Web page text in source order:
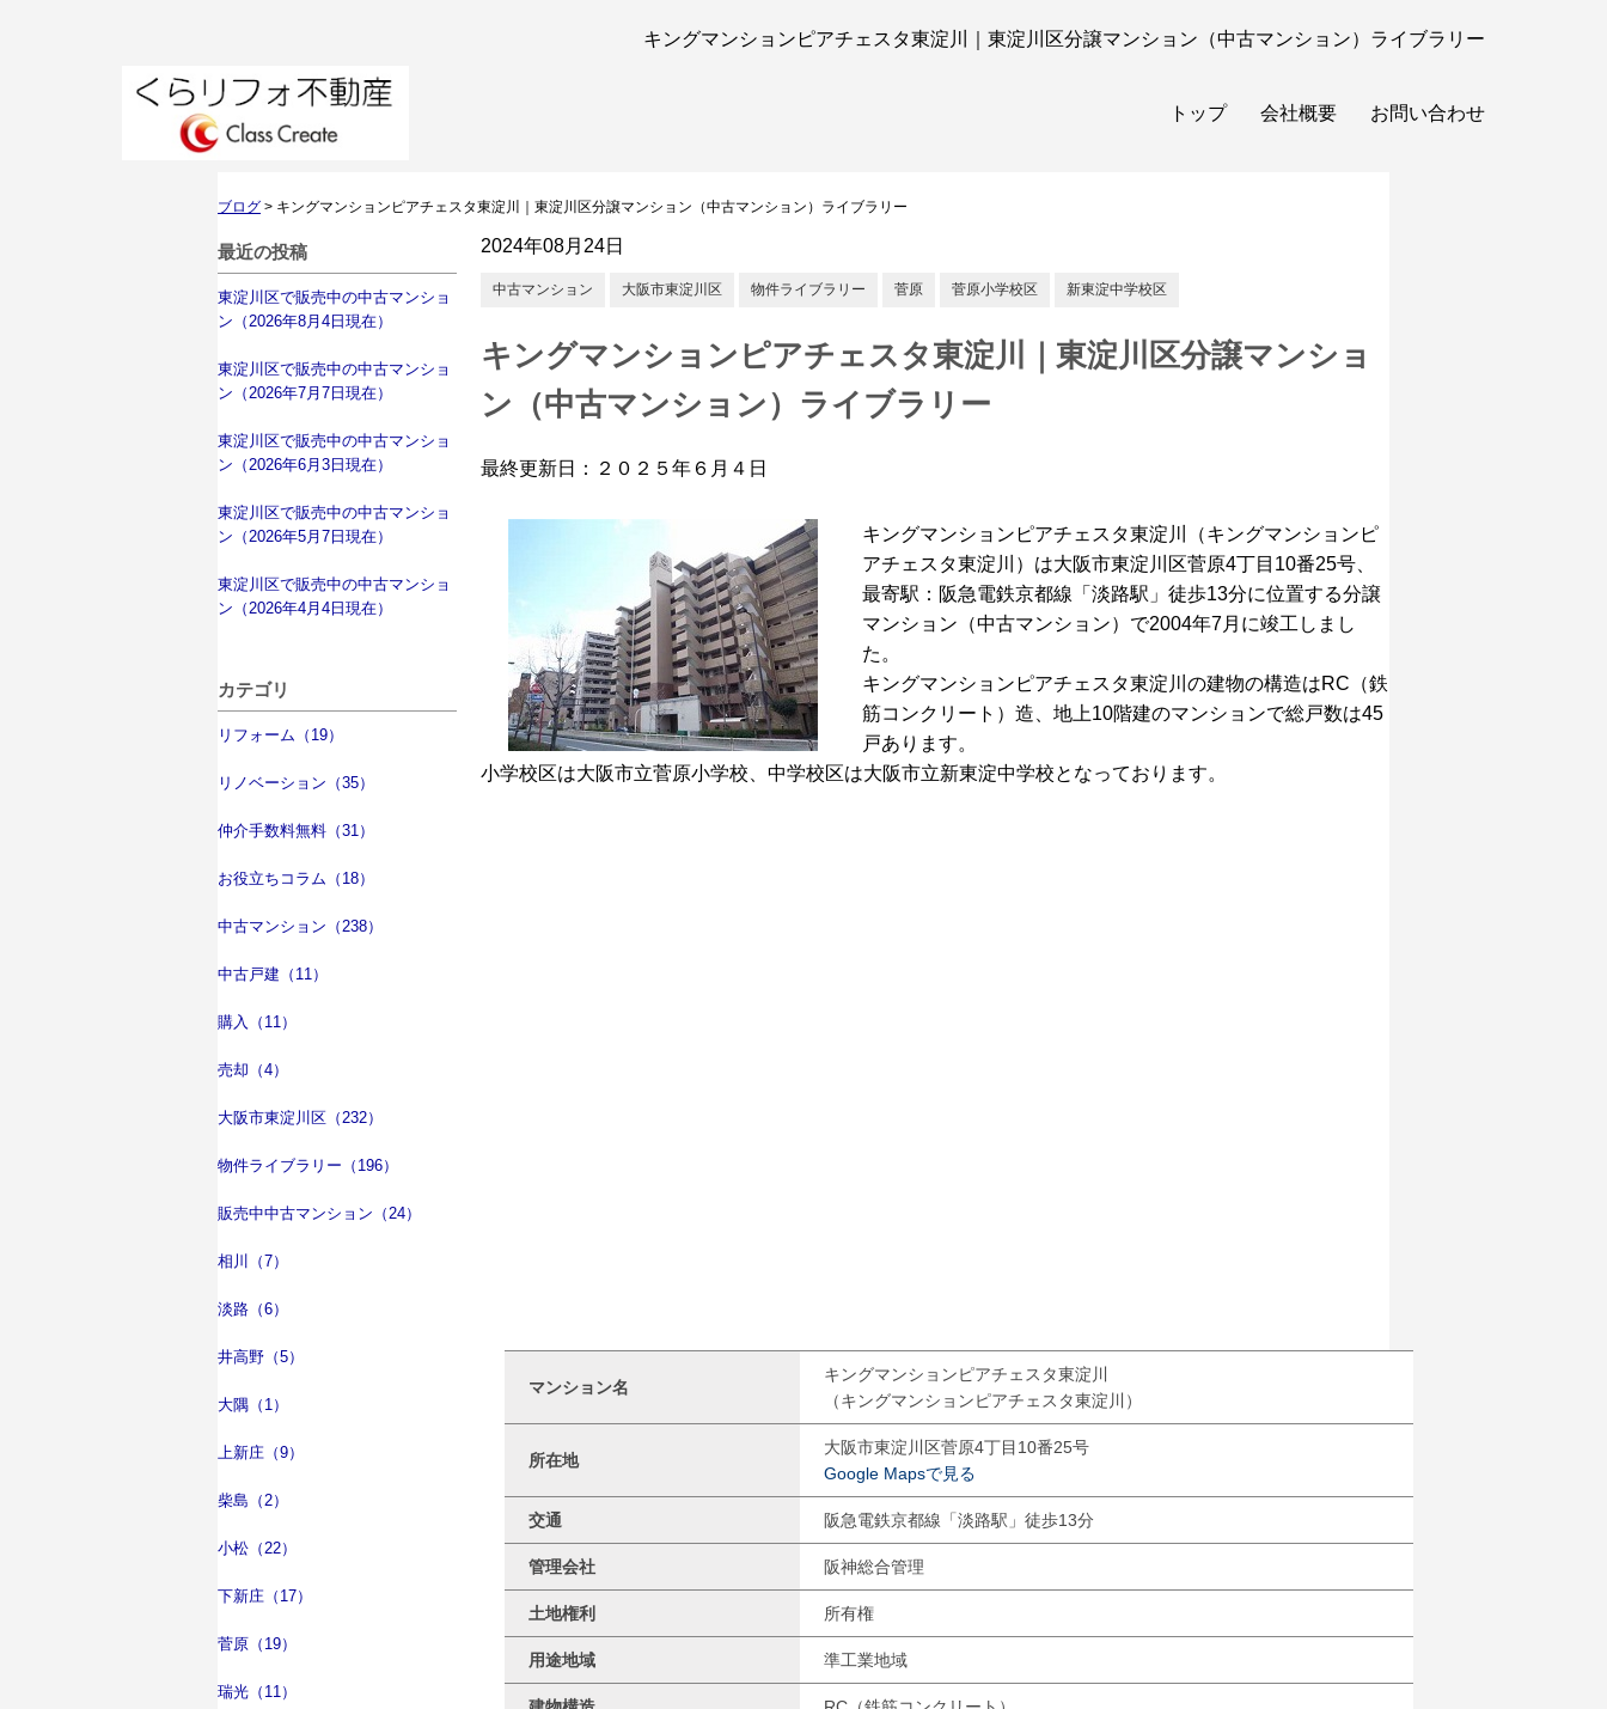
キングマンションピアチェスタ東淀川｜東淀川区分譲マンション（中古マンション）ライブラリー
トップ 会社概要 お問い合わせ
ブログ > キングマンションピアチェスタ東淀川｜東淀川区分譲マンション（中古マンション）ライブラリー
最近の投稿
東淀川区で販売中の中古マンショ
ン（2026年8月4日現在）
東淀川区で販売中の中古マンショ
ン（2026年7月7日現在）
東淀川区で販売中の中古マンショ
ン（2026年6月3日現在）
東淀川区で販売中の中古マンショ
ン（2026年5月7日現在）
東淀川区で販売中の中古マンショ
ン（2026年4月4日現在）
カテゴリ
リフォーム（19）
リノベーション（35）
仲介手数料無料（31）
お役立ちコラム（18）
中古マンション（238）
中古戸建（11）
購入（11）
売却（4）
大阪市東淀川区（232）
物件ライブラリー（196）
販売中中古マンション（24）
相川（7）
淡路（6）
井高野（5）
大隅（1）
上新庄（9）
柴島（2）
小松（22）
下新庄（17）
菅原（19）
瑞光（11）
2024年08月24日
中古マンション 大阪市東淀川区 物件ライブラリー 菅原 菅原小学校区 新東淀中学校区
キングマンションピアチェスタ東淀川｜東淀川区分譲マンショ
ン（中古マンション）ライブラリー
最終更新日：２０２５年６月４日
キングマンションピアチェスタ東淀川（キングマンションピ
アチェスタ東淀川）は大阪市東淀川区菅原4丁目10番25号、
最寄駅：阪急電鉄京都線「淡路駅」徒歩13分に位置する分譲
マンション（中古マンション）で2004年7月に竣工しまし
た。
キングマンションピアチェスタ東淀川の建物の構造はRC（鉄
筋コンクリート）造、地上10階建のマンションで総戸数は45
戸あります。
小学校区は大阪市立菅原小学校、中学校区は大阪市立新東淀中学校となっております。
マンション名
キングマンションピアチェスタ東淀川
（キングマンションピアチェスタ東淀川）
所在地
大阪市東淀川区菅原4丁目10番25号
Google Mapsで見る
交通 阪急電鉄京都線「淡路駅」徒歩13分
管理会社 阪神総合管理
土地権利 所有権
用途地域 準工業地域